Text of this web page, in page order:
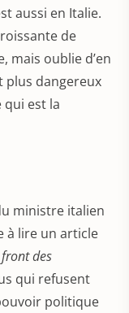
aussi en Italie.
de
mais oublie d’en
plus dangereux
qui est la
ministre italien
à lire un article
front des
qui refusent
politique